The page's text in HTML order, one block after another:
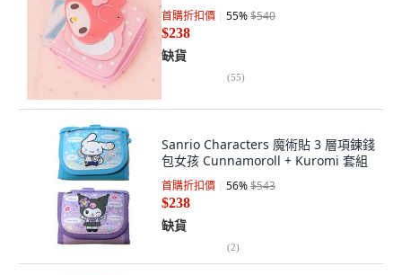
首購折扣價 55%$540
$238
缺貨
(55)
Sanrio Characters 魔術貼 3 層項鍊錢
包女孩 Cunnamoroll + Kuromi 套組
首購折扣價 56%$543
$238
缺貨
(2)